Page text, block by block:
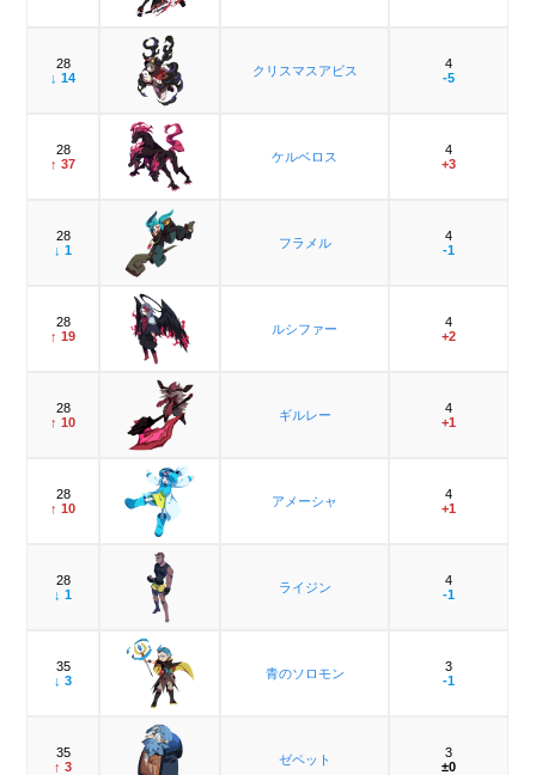
28
↓ 14
クリスマスアビス
4
-5
28
↑ 37
ケルベロス
4
+3
28
↓ 1
フラメル
4
-1
28
↑ 19
ルシファー
4
+2
28
↑ 10
ギルレー
4
+1
28
↑ 10
アメーシャ
4
+1
28
↓ 1
ライジン
4
-1
35
↓ 3
青のソロモン
3
-1
35
↑ 3
ゼペット
3
±0